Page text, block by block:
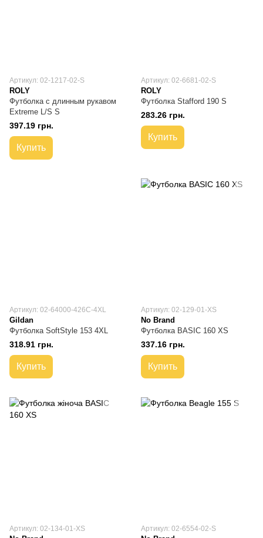
Артикул: 02-1217-02-S
ROLY
Футболка с длинным рукавом
Extreme L/S S
397.19 грн.
Купить
Артикул: 02-6681-02-S
ROLY
Футболка Stafford 190 S
283.26 грн.
Купить
Артикул: 02-64000-426C-4XL
Gildan
Футболка SoftStyle 153 4XL
318.91 грн.
Купить
Артикул: 02-129-01-XS
No Brand
Футболка BASIC 160 XS
337.16 грн.
Купить
Артикул: 02-134-01-XS Артикул: 02-6554-02-S